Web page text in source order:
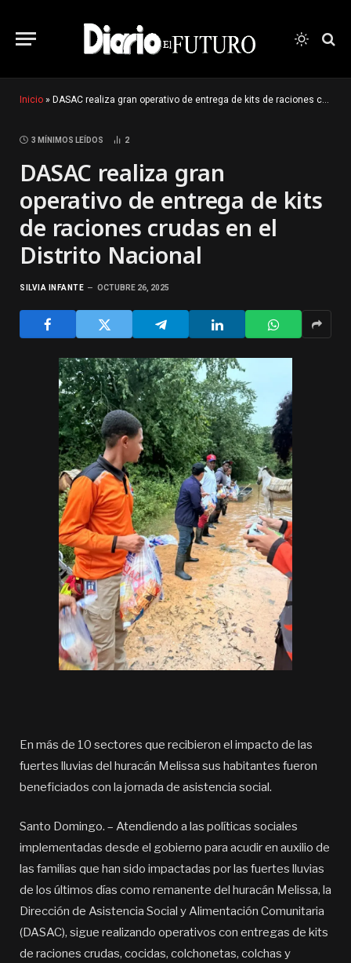
Inicio » DASAC realiza gran operativo de entrega de kits de raciones crudas en el Distrito Nacional
3 MÍNIMOS LEÍDOS 2
DASAC realiza gran
operativo de entrega de kits
de raciones crudas en el
Distrito Nacional
SILVIA INFANTE OCTUBRE 26, 2025
En más de 10 sectores que recibieron el impacto de las
fuertes lluvias del huracán Melissa sus habitantes fueron
beneficiados con la jornada de asistencia social.
Santo Domingo. – Atendiendo a las políticas sociales
implementadas desde el gobierno para acudir en auxilio de
las familias que han sido impactadas por las fuertes lluvias
de los últimos días como remanente del huracán Melissa, la
Dirección de Asistencia Social y Alimentación Comunitaria
(DASAC), sigue realizando operativos con entregas de kits
de raciones crudas, cocidas, colchonetas, colchas y